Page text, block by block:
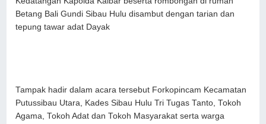
Betang Bali Gundi Sibau Hulu disambut dengan tarian dan
tepung tawar adat Dayak
Tampak hadir dalam acara tersebut Forkopincam Kecamatan
Putussibau Utara, Kades Sibau Hulu Tri Tugas Tanto, Tokoh
Agama, Tokoh Adat dan Tokoh Masyarakat serta warga